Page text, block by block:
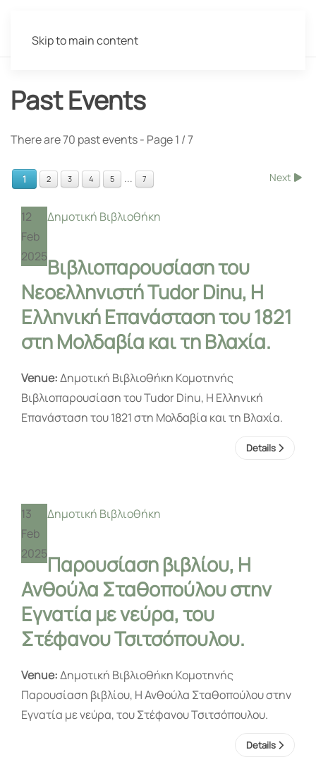
Skip to main content
Past Events
There are 70 past events- Page 1 / 7
1 2 3 4 5 ... 7 Next
12
Feb
2025
Δημοτική Βιβλιοθήκη
Βιβλιοπαρουσίαση του
Νεοελληνιστή Tudor Dinu, Η
Ελληνική Επανάσταση του 1821
στη Μολδαβία και τη Βλαχία.
Venue:Δημοτική Βιβλιοθήκη Κομοτηνής
Βιβλιοπαρουσίαση του Tudor Dinu, Η Ελληνική
Επανάσταση του 1821 στη Μολδαβία και τη Βλαχία.
Details
13
Feb
2025
Δημοτική Βιβλιοθήκη
Παρουσίαση βιβλίου, H
Ανθούλα Σταθοπούλου στην
Εγνατία με νεύρα, του
Στέφανου Τσιτσόπουλου.
Venue:Δημοτική Βιβλιοθήκη Κομοτηνής
Παρουσίαση βιβλίου, H Ανθούλα Σταθοπούλου στην
Εγνατία με νεύρα, του Στέφανου Τσιτσόπουλου.
Details